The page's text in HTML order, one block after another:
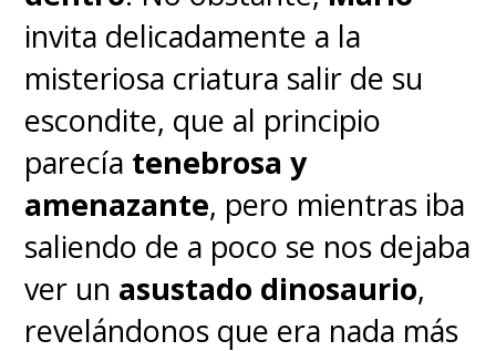
invita delicadamente a la
misteriosa criatura salir de su
escondite, que al principio
parecía tenebrosa y
amenazante, pero mientras iba
saliendo de a poco se nos dejaba
ver un asustado dinosaurio,
revelándonos que era nada más